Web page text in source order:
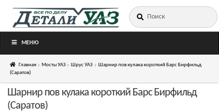
Перейти
Перейти
Искать:
МЕНЮ
Главная Мосты УАЗ Шрус УАЗ
Шарнир пов кулака короткий Барс Бирфильд
(Саратов)
Шарнир пов кулака короткий Барс Бирфильд
(Саратов)